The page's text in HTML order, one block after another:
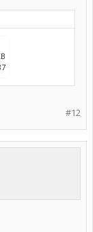
#12